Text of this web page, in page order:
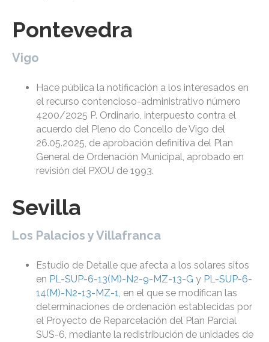
Pontevedra
Vigo
Hace pública la notificación a los interesados en
el recurso contencioso-administrativo número
4200/2025 P. Ordinario, interpuesto contra el
acuerdo del Pleno do Concello de Vigo del
26.05.2025, de aprobación definitiva del Plan
General de Ordenación Municipal, aprobado en
revisión del PXOU de 1993.
Sevilla
Los Palacios y Villafranca
Estudio de Detalle que afecta a los solares sitos
en PL-SUP-6-13(M)-N2-9-MZ-13-G y PL-SUP-6-
14(M)-N2-13-MZ-1, en el que se modifican las
determinaciones de ordenación establecidas por
el Proyecto de Reparcelación del Plan Parcial
SUS-6, mediante la redistribución de unidades de